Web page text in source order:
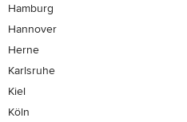
Hamburg
Hannover
Herne
Karlsruhe
Kiel
Köln